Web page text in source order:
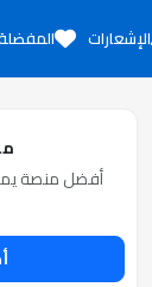
الإشعارات
أفضل منصة